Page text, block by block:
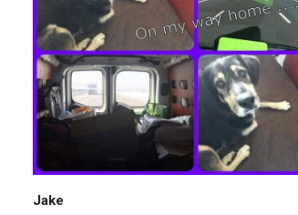
Jake